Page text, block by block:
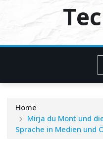
Home
Mirja du Mont und
Sprache in Medien und